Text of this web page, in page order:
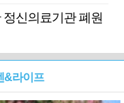
신의료기관 폐원
&라이프